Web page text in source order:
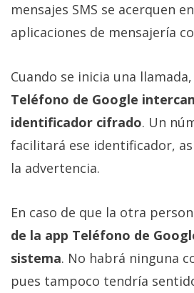
mensajes SMS se acerquen
aplicaciones de mensajería
Cuando se inicia una
Teléfono de Google
identificador cifrado. Un
facilitará ese identificador,
la advertencia.
En caso de que la otra
de la app Teléfono de
sistema. No habrá ninguna
pues tampoco tendría